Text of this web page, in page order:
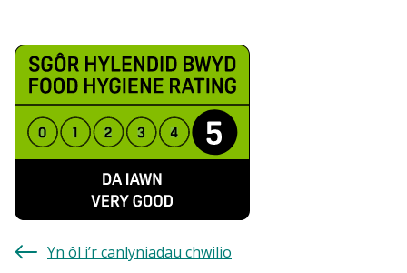
Yn ôl i’r canlyniadau chwilio